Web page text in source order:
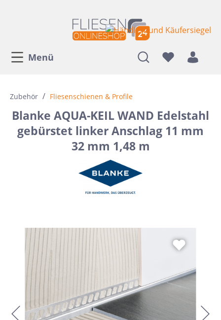
Menü
Zubehör / Fliesenschienen & Profile
Blanke AQUA-KEIL WAND Edelstahl
gebürstet linker Anschlag 11 mm
32 mm 1,48 m